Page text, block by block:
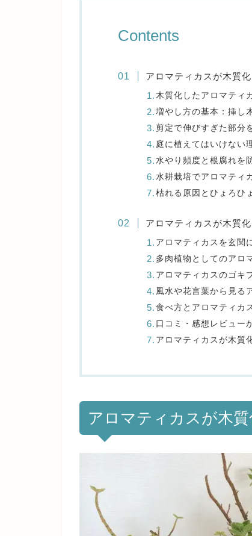
Contents
アロマティカスが木質
木質化したアロマティ
増やし方の基本：挿し
剪定で伸びすぎた部分
庭に植えてはいけない
水やり頻度と根腐れを
水耕栽培でアロマティ
枯れる原因とひょろひ
アロマティカスが木質
アロマティカスを玄関
多肉植物としてのアロ
アロマティカスのゴキ
風水や花言葉から見る
食べ方とアロマティカ
口コミ・感想レビュー
アロマティカスが木質
アロマティカスが木